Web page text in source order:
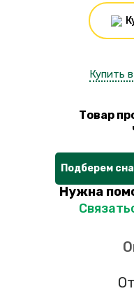
Купить
Товар
Подберем
Нужна